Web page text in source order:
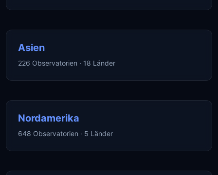
Asien
226 Observatorien · 18 Länder
Nordamerika
648 Observatorien · 5 Länder